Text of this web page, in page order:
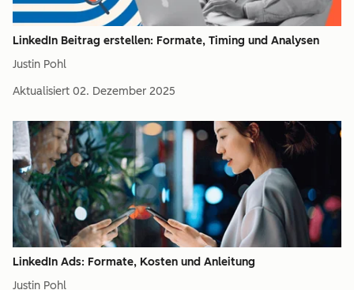
LinkedIn Beitrag erstellen: Formate, Timing und Analysen
Justin Pohl
Aktualisiert 02. Dezember 2025
LinkedIn Ads: Formate, Kosten und Anleitung
Justin Pohl